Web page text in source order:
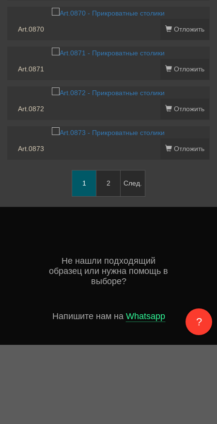
Art.0870 Отложить
Art.0871 Отложить
Art.0872 Отложить
Art.0873 Отложить
1 2 След.
Не нашли подходящий
образец или нужна помощь в
выборе?
Напишите нам на Whatsapp ?